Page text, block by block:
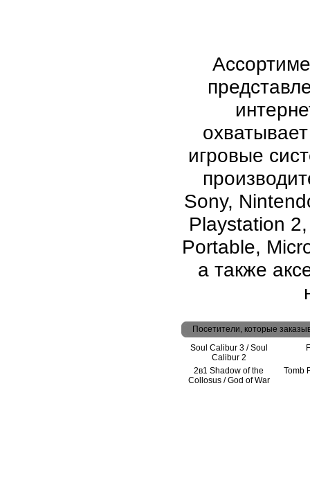
игровые
Sony,
Playstation
Portable,
а также
Посетители, которые
Soul Calibur 3 / Soul
Calibur 2
2в1 Shadow of the
Collosus / God of War
Tomb